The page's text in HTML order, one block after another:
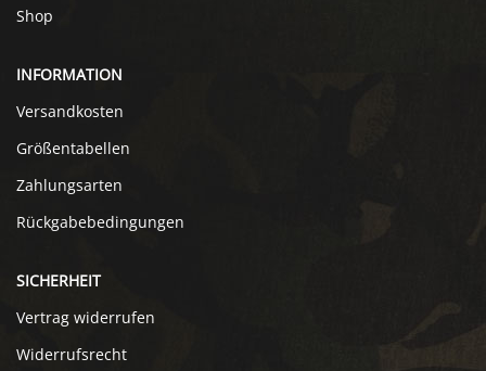
Shop
INFORMATION
Versandkosten
Größentabellen
Zahlungsarten
Rückgabebedingungen
SICHERHEIT
Vertrag widerrufen
Widerrufsrecht